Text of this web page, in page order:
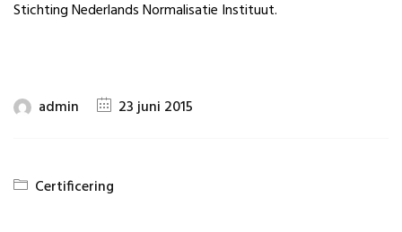
Stichting Nederlands Normalisatie Instituut.
admin 23 juni 2015
Certificering